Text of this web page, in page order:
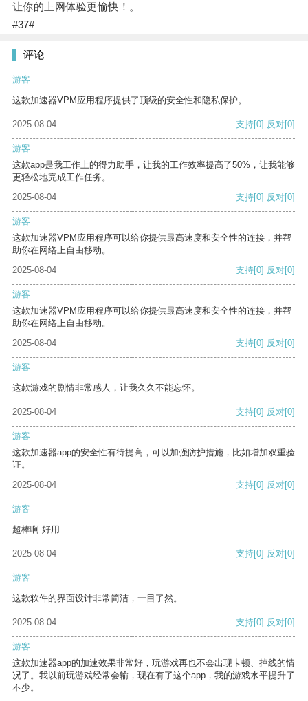
让你的上网体验更愉快！。
#37#
评论
游客
这款加速器VPM应用程序提供了顶级的安全性和隐私保护。
2025-08-04 支持[0] 反对[0]
游客
这款app是我工作上的得力助手，让我的工作效率提高了50%，让我能够
更轻松地完成工作任务。
2025-08-04
支持[0] 反对[0]
游客
这款加速器VPM应用程序可以给你提供最高速度和安全性的连接，并帮
助你在网络上自由移动。
2025-08-04
支持[0] 反对[0]
游客
这款加速器VPM应用程序可以给你提供最高速度和安全性的连接，并帮
助你在网络上自由移动。
2025-08-04
支持[0] 反对[0]
游客
这款游戏的剧情非常感人，让我久久不能忘怀。
2025-08-04 支持[0] 反对[0]
游客
这款加速器app的安全性有待提高，可以加强防护措施，比如增加双重验
证。
2025-08-04
支持[0] 反对[0]
游客
超棒啊 好用
2025-08-04 支持[0] 反对[0]
游客
这款软件的界面设计非常简洁，一目了然。
2025-08-04 支持[0] 反对[0]
游客
这款加速器app的加速效果非常好，玩游戏再也不会出现卡顿、掉线的情
况了。我以前玩游戏经常会输，现在有了这个app，我的游戏水平提升了
不少。